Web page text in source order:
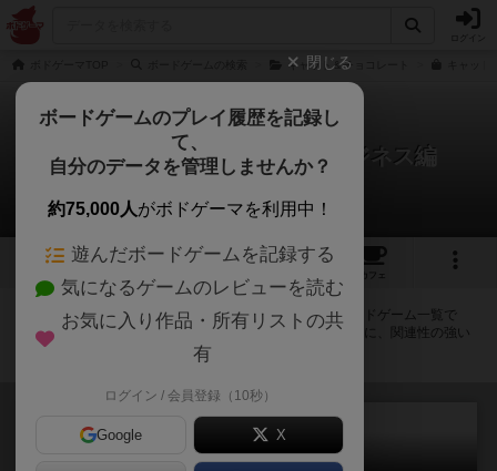
キャット＆チョコレート
キャット＆チョコレート：ビジネス編
拡張/関連作品 11件
4 4
カフェ
キャット＆チョコレート：ビジネス編に紐付いているボードゲーム一覧で
す。拡張版・続編・リメイク版などの同じシリーズを中心に、関連性の強い
作品をまとめています。
閉じる
ボードゲームのプレイ履歴を記録し
て、
自分のデータを管理しませんか？
約75,000人がボドゲーマを利用中！
遊んだボードゲームを記録する
気になるゲームのレビューを読む
お気に入り作品・所有リストの共
有
ログイン / 会員登録（10秒）
Google X